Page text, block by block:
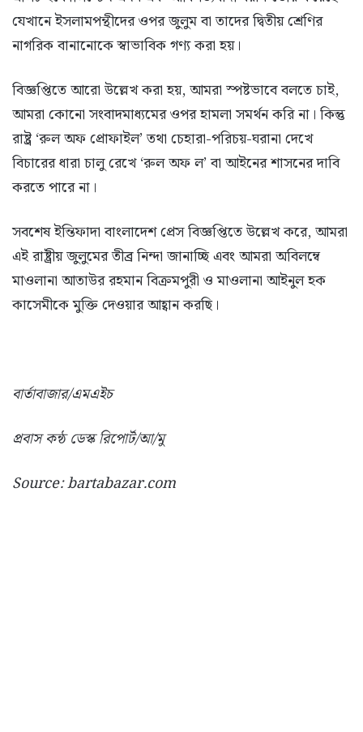
যেখানে ইসলামপন্থীদের ওপর জুলুম বা তাদের দ্বিতীয় শ্রেণির
নাগরিক বানানোকে স্বাভাবিক গণ্য করা হয়।
বিজ্ঞপ্তিতে আরো উল্লেখ করা হয়, আমরা স্পষ্টভাবে বলতে চাই,
আমরা কোনো সংবাদমাধ্যমের ওপর হামলা সমর্থন করি না। কিন্তু
রাষ্ট্র ‘রুল অফ প্রোফাইল’ তথা চেহারা-পরিচয়-ঘরানা দেখে
বিচারের ধারা চালু রেখে ‘রুল অফ ল’ বা আইনের শাসনের দাবি
করতে পারে না।
সবশেষ ইন্তিফাদা বাংলাদেশ প্রেস বিজ্ঞপ্তিতে উল্লেখ করে, আমরা
এই রাষ্ট্রীয় জুলুমের তীব্র নিন্দা জানাচ্ছি এবং আমরা অবিলম্বে
মাওলানা আতাউর রহমান বিক্রমপুরী ও মাওলানা আইনুল হক
কাসেমীকে মুক্তি দেওয়ার আহ্বান করছি।
বার্তাবাজার/এমএইচ
প্রবাস কন্ঠ ডেস্ক রিপোর্ট/আ/মু
Source: bartabazar.com